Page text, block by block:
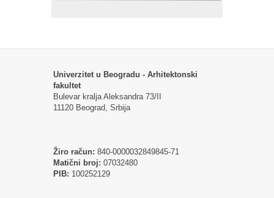
Univerzitet u Beogradu - Arhitektonski
fakultet
Bulevar kralja Aleksandra 73/II
11120 Beograd, Srbija
Žiro račun: 840-0000032849845-71
Matični broj: 07032480
PIB: 100252129